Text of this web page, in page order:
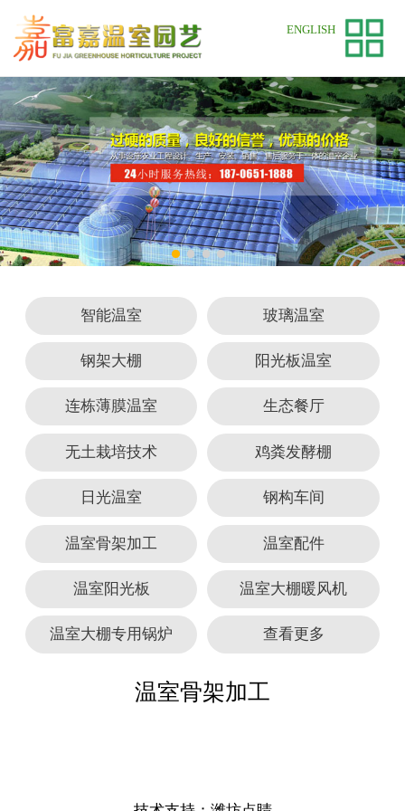
网站首页
产品展示
新闻中心
成功案例
在线留言
联系我们
ENGLISH
智能温室 玻璃温室
钢架大棚 阳光板温室
连栋薄膜温室 生态餐厅
无土栽培技术 鸡粪发酵棚
日光温室 钢构车间
温室骨架加工 温室配件
温室阳光板 温室大棚暖风机
温室大棚专用锅炉 查看更多
温室骨架加工